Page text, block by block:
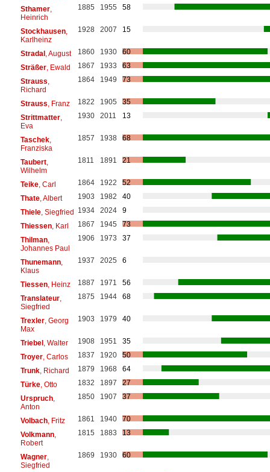
Sthamer,
Heinrich
1885 1955 58
Stockhausen,
Karlheinz
1928 2007 15
Stradal, August 1860 1930
60
Sträßer, Ewald 1867 1933
63
Strauss
Richard
1864 1949 73
Strauss , Franz 1822 1905
35
Strittmatter,
Eva
1930 2011 13
Taschek,
Franziska
1857 1938 68
Taubert,
Wilhelm
1811 1891 21
Teike, Carl 1864 1922
52
Thate, Albert 1903 1982
40
Thiele, Siegfried 1934 2024
9
Thiessen, Karl 1867 1945
73
Thilman,
Johannes Paul
1906 1973 37
Thunemann,
Klaus
1937 2025 6
Tiessen, Heinz 1887 1971
56
Translateur,
Siegfried
1875 1944 68
Trexler, Georg
Max
1903 1979 40
Triebel, Walter 1908 1951
35
Troyer, Carlos 1837 1920
50
Trunk, Richard 1879 1968
64
Türke, Otto 1832 1897
27
Urspruch,
Anton
1850 1907 37
Volbach, Fritz 1861 1940
70
Volkmann,
Robert
1815 1883 13
Wagner,
Siegfried
1869 1930 60